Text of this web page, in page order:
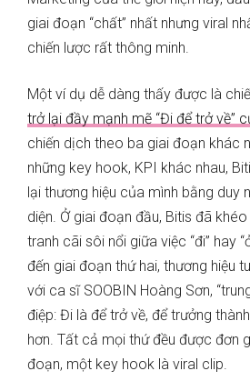
giai đoạn “chất” nhất nhưng viral
chiến lược rất thông minh.
Một ví dụ dễ dàng thấy được là
trở lại đầy mạnh mẽ “Đi để trở về”
chiến dịch theo ba giai đoạn khác
những key hook, KPI khác nhau,
lại thương hiệu của mình bằng duy
diện. Ở giai đoạn đầu, Bitis đã
tranh cãi sôi nổi giữa việc “đi” hay
đến giai đoạn thứ hai, thương hiệu
với ca sĩ SOOBIN Hoàng Sơn,
điệp: Đi là để trở về, để trưởng
hơn. Tất cả mọi thứ đều được đơn
đoạn, một key hook là viral clip.